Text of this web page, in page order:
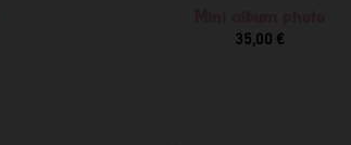
35,00 €